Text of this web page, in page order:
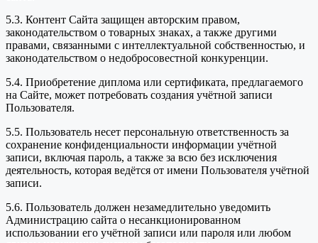
5.3. Контент Сайта защищен авторским правом,
законодательством о товарных знаках, а также другими
правами, связанными с интеллектуальной собственностью, и
законодательством о недобросовестной конкуренции.
5.4. Приобретение диплома или сертификата, предлагаемого
на Сайте, может потребовать создания учётной записи
Пользователя.
5.5. Пользователь несет персональную ответственность за
сохранение конфиденциальности информации учётной
записи, включая пароль, а также за всю без исключения
деятельность, которая ведётся от имени Пользователя учётной
записи.
5.6. Пользователь должен незамедлительно уведомить
Администрацию сайта о несанкционированном
использовании его учётной записи или пароля или любом